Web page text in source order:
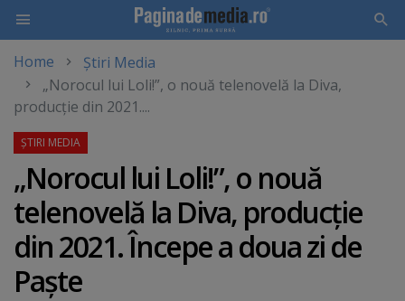
main
content
Home
Știri Media
„Norocul lui Loli!”, o nouă telenovelă la Diva,
producţie din 2021....
„Norocul lui Loli!”, o nouă
telenovelă la Diva, producţie
din 2021. Începe a doua zi de
Paşte